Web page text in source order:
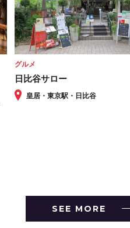
グルメ
日比谷サロー
皇居・東京駅・日比谷
SEE MORE